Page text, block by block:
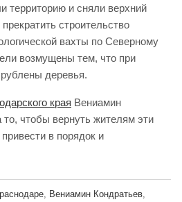
территорию и сняли верхний
строительство
вахты по Северному
возмущены тем, что при
деревья.
края Вениамин
чтобы вернуть жителям эти
в порядок и
Вениамин Кондратьев